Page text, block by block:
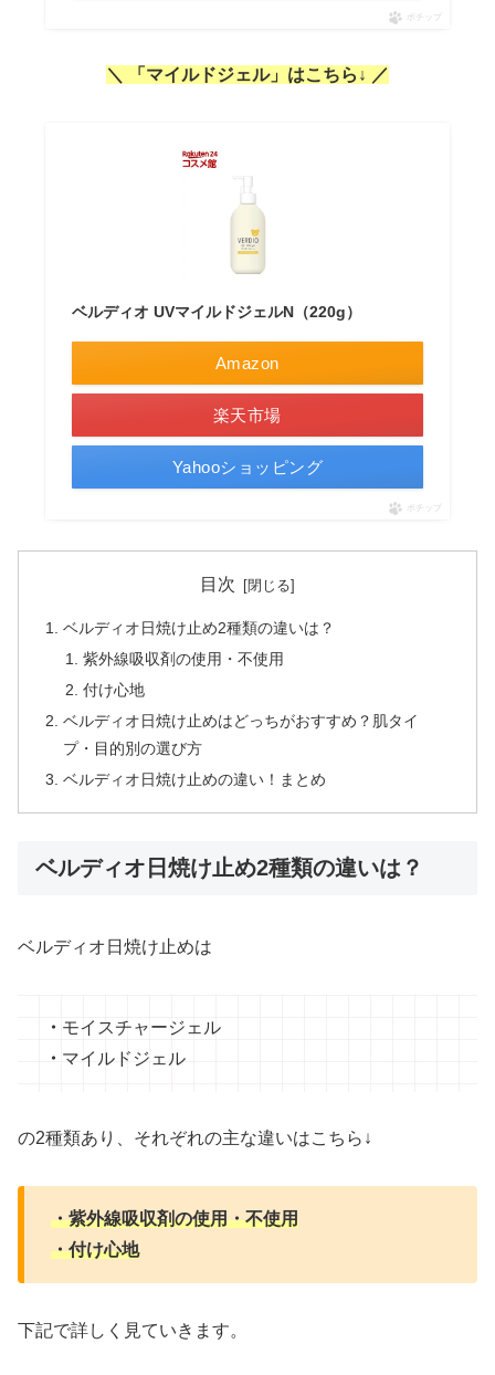
ポチップ
＼ 「マイルドジェル」はこちら↓ ／
ベルディオ UVマイルドジェルN（220g）
Amazon
楽天市場
Yahooショッピング
ポチップ
目次
ベルディオ日焼け止め2種類の違いは？
紫外線吸収剤の使用・不使用
付け心地
ベルディオ日焼け止めはどっちがおすすめ？肌タイ
プ・目的別の選び方
ベルディオ日焼け止めの違い！まとめ
ベルディオ日焼け止め2種類の違いは？
ベルディオ日焼け止めは
・ モイスチャージェル
・ マイルドジェル
の2種類あり、それぞれの主な違いはこちら↓
・紫外線吸収剤の使用・不使用
・付け心地
下記で詳しく見ていきます。